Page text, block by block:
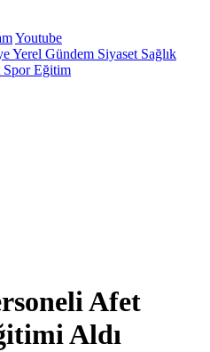
Youtube
Yerel Gündem Siyaset Sağlık
SporEğitim
Afet
Aldı